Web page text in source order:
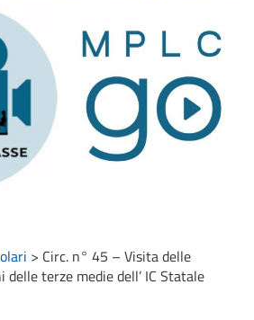
> Circ. n° 45 – Visita delle
terze medie dell’ IC Statale